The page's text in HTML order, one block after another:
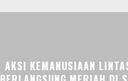
AKSI KEMANUSIAAN